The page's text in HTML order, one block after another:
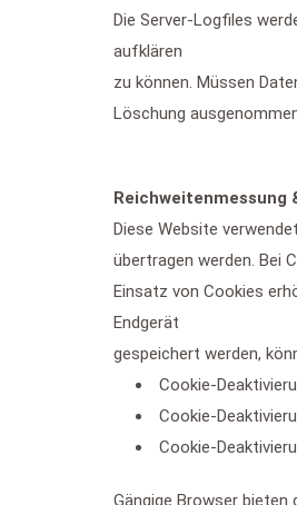
Die Server-Logfiles
aufklären
zu können. Müssen
Löschung
Reichweitenmessung
Diese Website
übertragen werden. Bei
Einsatz von Cookies
Endgerät
gespeichert werden,
Cookie-
Cookie-
Cookie-
Gängige Browser